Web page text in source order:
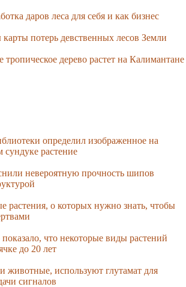
даров леса для себя и как бизнес
потерь девственных лесов Земли
тропическое дерево растет на Калимантане
определил изображенное на
сундуке растение
невероятную прочность шипов
растения, о которых нужно знать, чтобы
что некоторые виды растений
до 20 лет
животные, используют глутамат для
сигналов